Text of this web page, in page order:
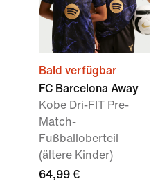
Bald verfügbar
FC Barcelona Away
Kobe Dri-FIT Pre-
Match-
Fußballoberteil
(ältere Kinder)
64,99 €